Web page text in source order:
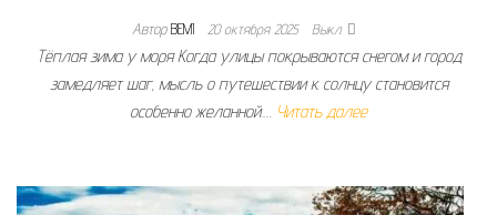
АвторBEMI 20 октября 2025 Выкл.
Тёплая зима у моря Когда улицы покрываются снегом и город
замедляет шаг, мысль о путешествии к солнцу становится
особенно желанной.… Читать далее